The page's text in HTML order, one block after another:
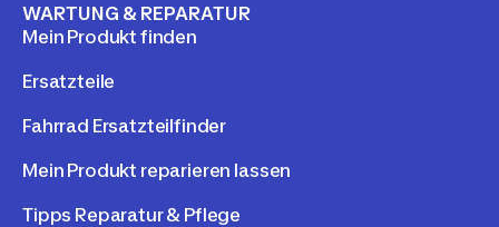
WARTUNG & REPARATUR
Mein Produkt finden
Ersatzteile
Fahrrad Ersatzteilfinder
Mein Produkt reparieren lassen
Tipps Reparatur & Pflege